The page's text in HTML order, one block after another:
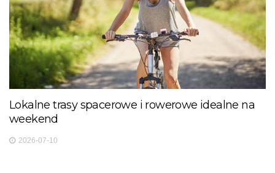
Lokalne trasy spacerowe i rowerowe idealne na
weekend
2026-07-10